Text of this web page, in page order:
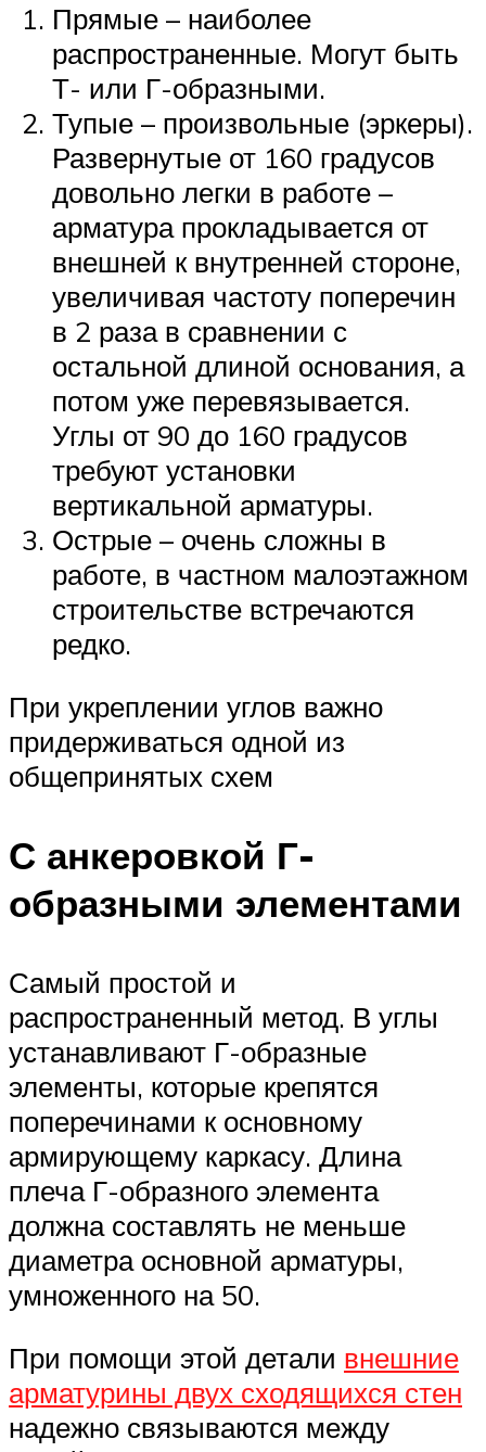
Прямые – наиболее
распространенные. Могут быть
Т- или Г-образными.
Тупые – произвольные (эркеры).
Развернутые от 160 градусов
довольно легки в работе –
арматура прокладывается от
внешней к внутренней стороне,
увеличивая частоту поперечин
в 2 раза в сравнении с
остальной длиной основания, а
потом уже перевязывается.
Углы от 90 до 160 градусов
требуют установки
вертикальной арматуры.
Острые – очень сложны в
работе, в частном малоэтажном
строительстве встречаются
редко.
При укреплении углов важно
придерживаться одной из
общепринятых схем
С анкеровкой Г-
образными элементами
Самый простой и
распространенный метод. В углы
устанавливают Г-образные
элементы, которые крепятся
поперечинами к основному
армирующему каркасу. Длина
плеча Г-образного элемента
должна составлять не меньше
диаметра основной арматуры,
умноженного на 50.
При помощи этой детали внешние
арматурины двух сходящихся стен
надежно связываются между